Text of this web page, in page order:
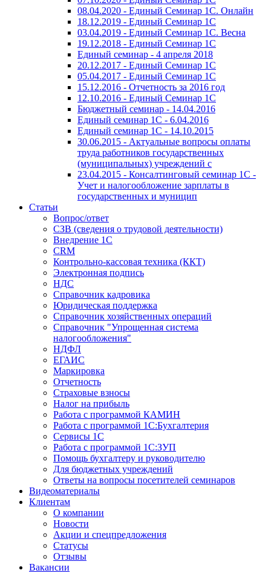
08.04.2020 - Единый Семинар 1С. Онлайн
18.12.2019 - Единый Семинар 1С
03.04.2019 - Единый Семинар 1С. Весна
19.12.2018 - Единый Семинар 1С
Единый семинар - 4 апреля 2018
20.12.2017 - Единый Семинар 1С
05.04.2017 - Единый Семинар 1С
15.12.2016 - Отчетность за 2016 год
12.10.2016 - Единый Семинар 1С
Бюджетный семинар - 14.04.2016
Единый семинар 1С - 6.04.2016
Единый семинар 1С - 14.10.2015
30.06.2015 - Актуальные вопросы оплаты
труда работников государственных
(муниципальных) учреждений с
23.04.2015 - Консалтинговый семинар 1С -
Учет и налогообложение зарплаты в
государственных и муницип
Статьи
Вопрос/ответ
СЗВ (сведения о трудовой деятельности)
Внедрение 1С
CRM
Контрольно-кассовая техника (ККТ)
Электронная подпись
НДС
Справочник кадровика
Юридическая поддержка
Справочник хозяйственных операций
Справочник "Упрощенная система
налогообложения"
НДФЛ
ЕГАИС
Маркировка
Отчетность
Страховые взносы
Налог на прибыль
Работа с программой КАМИН
Работа с программой 1С:Бухгалтерия
Сервисы 1С
Работа с программой 1С:ЗУП
Помощь бухгалтеру и руководителю
Для бюджетных учреждений
Ответы на вопросы посетителей семинаров
Видеоматериалы
Клиентам
О компании
Новости
Акции и спецпредложения
Статусы
Отзывы
Вакансии